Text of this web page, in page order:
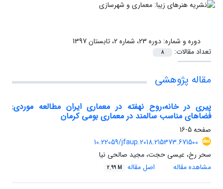
دوره و شماره:دوره 23، شماره 2، تابستان 1397
تعداد مقالات:
8
مقاله پژوهشی
پیری در خانه،روح نهفته در معماری ایران مطالعه موردی:
فضاهای مناسب سالمند در معماری بومی کرمان
صفحه5-16
10.22059/jfaup.2018.215373.671500
سحر رخ، عیسی حجت، مجید صالحی نیا
مشاهده مقاله
اصل مقاله 2.99 M